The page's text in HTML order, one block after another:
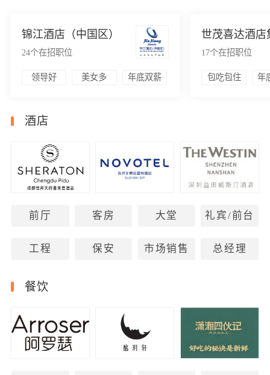
锦江酒店（中国区）
24个在招职位
领导好 美女多 年底双薪
世茂喜达酒店
17个在招职位
包吃包住 年
酒店
前厅 客房 大堂 礼宾/前台
工程 保安 市场销售 总经理
餐饮